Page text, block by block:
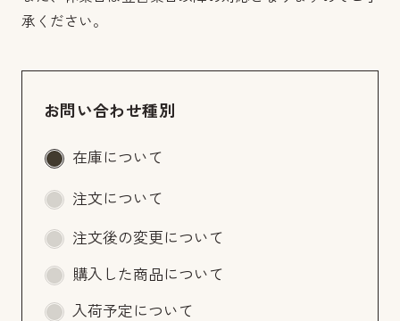
承ください。
お問い合わせ種別
在庫について
注文について
注文後の変更について
購入した商品について
入荷予定について